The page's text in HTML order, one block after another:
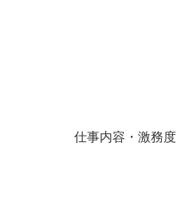
仕事内容・激務度